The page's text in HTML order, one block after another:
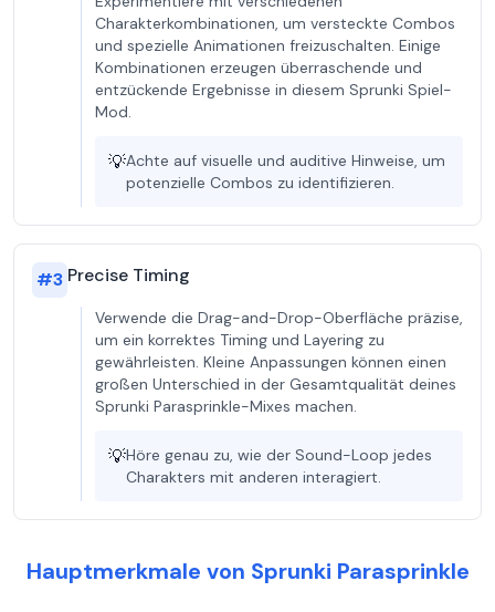
Charakterkombinationen, um versteckte Combos
und spezielle Animationen freizuschalten. Einige
Kombinationen erzeugen überraschende und
entzückende Ergebnisse in diesem Sprunki Spiel-
Mod.
💡Achte auf visuelle und auditive Hinweise, um
potenzielle Combos zu identifizieren.
#3 Precise Timing
Verwende die Drag-and-Drop-Oberfläche präzise,
um ein korrektes Timing und Layering zu
gewährleisten. Kleine Anpassungen können einen
großen Unterschied in der Gesamtqualität deines
Sprunki Parasprinkle-Mixes machen.
💡Höre genau zu, wie der Sound-Loop jedes
Charakters mit anderen interagiert.
Hauptmerkmale von Sprunki Parasprinkle